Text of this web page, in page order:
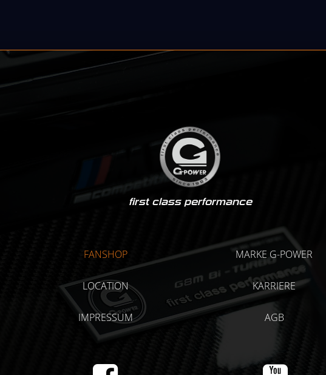
first class performance
FANSHOP MARKE G-POWER
LOCATION KARRIERE
IMPRESSUM AGB